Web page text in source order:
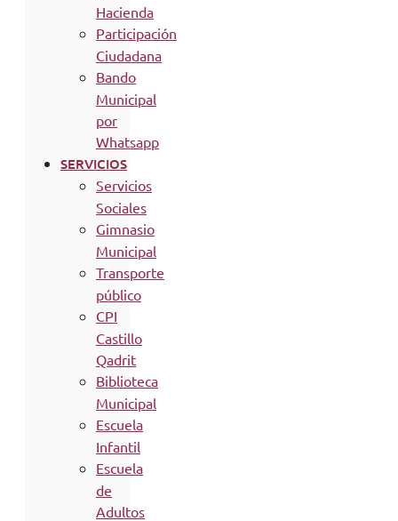
Hacienda
Participación
Ciudadana
Bando
Municipal
por
Whatsapp
SERVICIOS
Servicios
Sociales
Gimnasio
Municipal
Transporte
público
CPI
Castillo
Qadrit
Biblioteca
Municipal
Escuela
Infantil
Escuela
de
Adultos